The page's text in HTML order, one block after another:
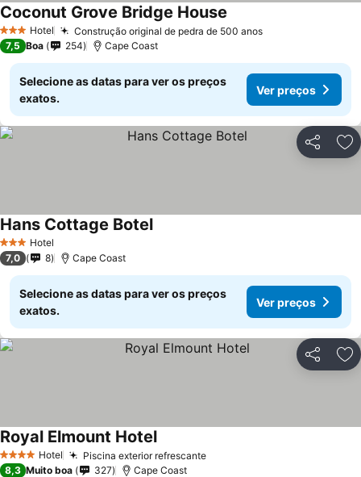
3 EstrelasHotel Construção original de pedra de 500 anos
Coconut Grove Bridge House
7,5 Boa 254 Cape Coast
Selecione as datas para ver os preços
exatos.
Ver preços
Partilhar
3 EstrelasHotel
Hans Cottage Botel
7,0 8 Cape Coast
Selecione as datas para ver os preços
exatos.
Ver preços
Partilhar
4 EstrelasHotel Piscina exterior refrescante
Royal Elmount Hotel
8,3 Muito boa 327 Cape Coast